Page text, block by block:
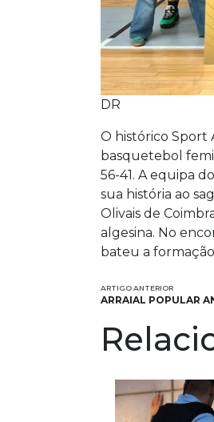
DR
O histórico Sport
basquetebol
56-41. A equipa
sua história ao
Olivais de
algesina. No
bateu a
ARTIGO ANTERIOR
ARRAIAL POPULAR